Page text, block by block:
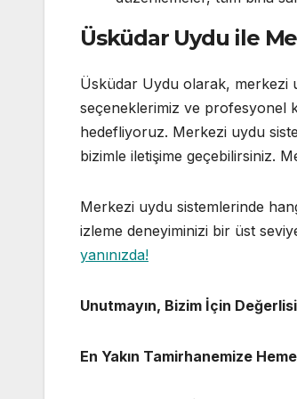
Üsküdar Uydu ile
Üsküdar Uydu olarak, merkezi
seçeneklerimiz ve profesyonel
hedefliyoruz. Merkezi uydu
bizimle iletişime geçebilirsiniz.
Merkezi uydu sistemlerinde
izleme deneyiminizi bir üst
yanınızda!
Unutmayın, Bizim İçin
En Yakın Tamirhanemize